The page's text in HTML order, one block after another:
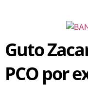
Guto
PCO por